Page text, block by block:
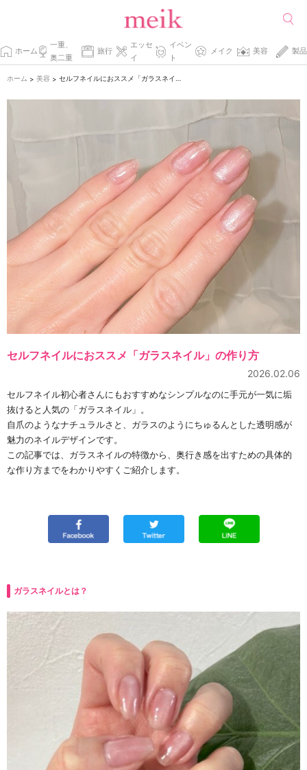
ホーム
一重、
奥二重
旅行
エッセ
イ
イベン
ト
メイク 美容 製品
ホーム > 美容 > セルフネイルにおススメ「ガラスネイル」の作り方
セルフネイルにおススメ「ガラスネイル」の作り方
2026.02.06
セルフネイル初心者さんにもおすすめなシンプルなのに手元が一気に垢
抜けると人気の「ガラスネイル」。
自爪のようなナチュラルさと、ガラスのようにちゅるんとした透明感が
魅力のネイルデザインです。
この記事では、ガラスネイルの特徴から、奥行き感を出すための具体的
な作り方までをわかりやすくご紹介します。
ガラスネイルとは？